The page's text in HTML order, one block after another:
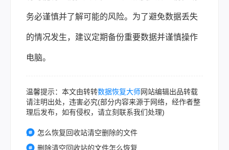
务必谨慎并了解可能的风险。为了避免数据丢失
的情况发生，建议定期备份重要数据并谨慎操作
电脑。
温馨提示：本文由转转数据恢复大师网站编辑出品转载
请注明出处，违害必究(部分内容来源于网络，经作者整
理后发布，如有侵权，请立刻联系我们处理)
怎么恢复回收站清空删除的文件
删除清空回收站的文件怎么恢复